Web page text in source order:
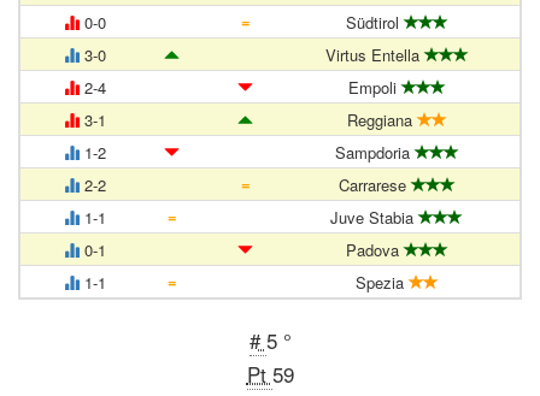
0-0
=
Südtirol
3-0
Virtus Entella
2-4
Empoli
3-1
Reggiana
1-2
Sampdoria
2-2
=
Carrarese
1-1
=
Juve Stabia
0-1
Padova
1-1
= Spezia
#5 °
Pt 59